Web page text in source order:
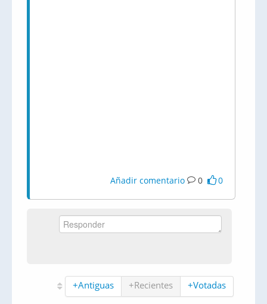
Añadir comentario 0 0
+Antiguas +Recientes +Votadas